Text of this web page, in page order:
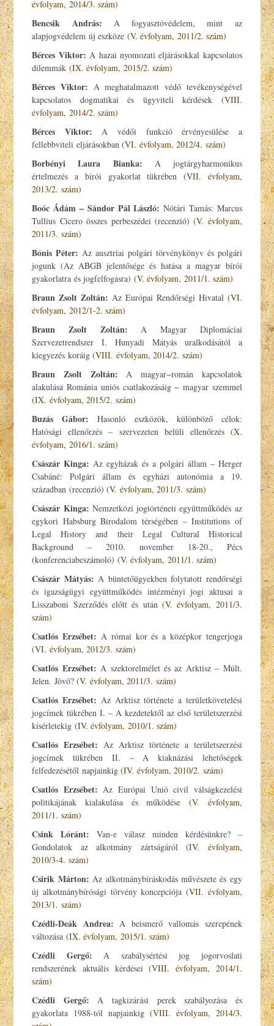
évfolyam, 2014/3. szám)
Bencsik András: A fogyasztóvédelem, mint az
alapjogvédelem új eszköze (V. évfolyam, 2011/2. szám)
Bérces Viktor: A hazai nyomozati eljárásokkal kapcsolatos
dilemmák (IX. évfolyam, 2015/2. szám)
Bérces Viktor: A meghatalmazott védő tevékenységével
kapcsolatos dogmatikai és ügyviteli kérdések (VIII.
évfolyam, 2014/2. szám)
Bérces Viktor: A védői funkció érvényesülése a
fellebbviteli eljárásokban(VI. évfolyam, 2012/4. szám)
Borbényi Laura Bianka: A jogtárgyharmonikus
értelmezés a bírói gyakorlat tükrében (VII. évfolyam,
2013/2. szám)
Boóc Ádám – Sándor Pál László: Nótári Tamás: Marcus
Tullius Cicero összes perbeszédei (recenzió)(V. évfolyam,
2011/3. szám)
Bónis Péter: Az ausztriai polgári törvénykönyv és polgári
jogunk (Az ABGB jelentősége és hatása a magyar bírói
gyakorlatra és jogfelfogásra) (V. évfolyam, 2011/1. szám)
Braun Zsolt Zoltán: Az Európai Rendőrségi Hivatal (VI.
évfolyam, 2012/1-2. szám)
Braun Zsolt Zoltán: A Magyar Diplomáciai
Szervezetrendszer I. Hunyadi Mátyás uralkodásától a
kiegyezés koráig(VIII. évfolyam, 2014/2. szám)
Braun Zsolt Zoltán: A magyar−román kapcsolatok
alakulása Románia uniós csatlakozásáig − magyar szemmel
(IX. évfolyam, 2015/2. szám)
Buzás Gábor: Hasonló eszközök, különböző célok:
Hatósági ellenőrzés – szervezeten belüli ellenőrzés (X.
évfolyam, 2016/1. szám)
Császár Kinga: Az egyházak és a polgári állam – Herger
Csabáné: Polgári állam és egyházi autonómia a 19.
században (recenzió)(V. évfolyam, 2011/3. szám)
Császár Kinga: Nemzetközi jogtörténeti együttműködés az
egykori Habsburg Birodalom térségében – Institutions of
Legal History and their Legal Cultural Historical
Background – 2010. november 18-20., Pécs
(konferenciabeszámoló) (V. évfolyam, 2011/1. szám)
Császár Mátyás: A büntetőügyekben folytatott rendőrségi
és igazságügyi együttműködés intézményi jogi aktusai a
Lisszaboni Szerződés előtt és után (V. évfolyam, 2011/3.
szám)
Csatlós Erzsébet: A római kor és a középkor tengerjoga
(VI. évfolyam, 2012/3. szám)
Csatlós Erzsébet: A szektorelmélet és az Arktisz – Múlt.
Jelen. Jövő?(V. évfolyam, 2011/3. szám)
Csatlós Erzsébet: Az Arktisz története a területkövetelési
jogcímek tükrében I. – A kezdetektől az első területszerzési
kísérletekig (IV. évfolyam, 2010/1. szám)
Csatlós Erzsébet: Az Arktisz története a területszerzési
jogcímek tükrében II. – A kiaknázási lehetőségek
felfedezésétől napjainkig(IV. évfolyam, 2010/2. szám)
Csatlós Erzsébet: Az Európai Unió civil válságkezelési
politikájának kialakulása és működése (V. évfolyam,
2011/1. szám)
Csink Lóránt: Van-e válasz minden kérdésünkre? –
Gondolatok az alkotmány zártságáról(IV. évfolyam,
2010/3-4. szám)
Csirik Márton: Az alkotmánybíráskodás művészete és egy
új alkotmánybírósági törvény koncepciója (VII. évfolyam,
2013/1. szám)
Czédli-Deák Andrea: A beismerő vallomás szerepének
változása (IX. évfolyam, 2015/1. szám)
Czédli Gergő: A szabálysértési jog jogorvoslati
rendszerének aktuális kérdései(VIII. évfolyam, 2014/1.
szám)
Czédli Gergő: A tagkizárási perek szabályozása és
gyakorlata 1988-tól napjainkig (VIII. évfolyam, 2014/3.